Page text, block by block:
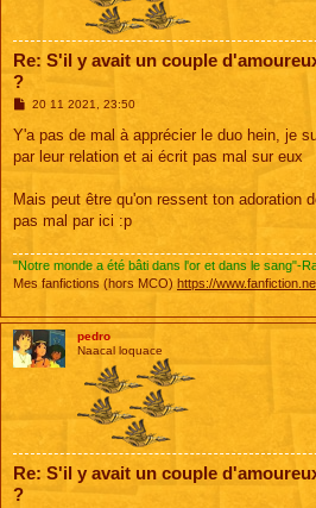
Re: S'il y avait un couple
?
M
s
a
20 11 2021, 23:50
Y'a pas de mal à apprécier le duo hein, je
par leur relation et ai écrit pas mal sur eux
Mais peut être qu'on ressent ton adoration
pas mal par ici :p
"Notre monde a été bâti dans l'or et dans le sang"-
Mes fanfictions (hors MCO) https://
pedro
Naacal loquace
Re: S'il y avait un couple
?